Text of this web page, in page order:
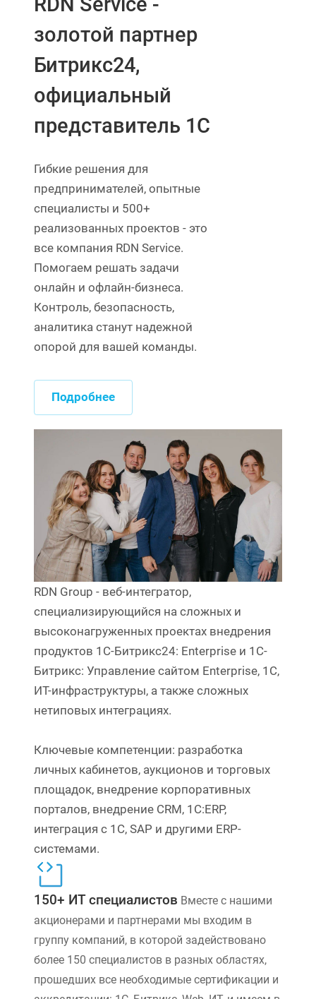
золотой партнер
Битрикс24,
официальный
представитель 1С
Гибкие решения для
предпринимателей, опытные
специалисты и 500+
реализованных проектов - это
все компания RDN Service.
Помогаем решать задачи
онлайн и офлайн-бизнеса.
Контроль, безопасность,
аналитика станут надежной
опорой для вашей команды.
Подробнее
RDN Group - веб-интегратор,
специализирующийся на сложных и
высоконагруженных проектах внедрения
продуктов 1С-Битрикс24: Enterprise и 1C-
Битрикс: Управление сайтом Enterprise, 1С,
ИТ-инфраструктуры, а также сложных
нетиповых интеграциях.
Ключевые компетенции: разработка
личных кабинетов, аукционов и торговых
площадок, внедрение корпоративных
порталов, внедрение CRM, 1С:ERP,
интеграция с 1С, SAP и другими ERP-
системами.
150+ ИТ специалистов Вместе с нашими
акционерами и партнерами мы входим в
группу компаний, в которой задействовано
более 150 специалистов в разных областях,
прошедших все необходимые сертификации и